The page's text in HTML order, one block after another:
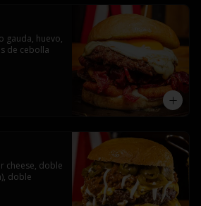
gauda, huevo,
de cebolla
cheese, doble
doble